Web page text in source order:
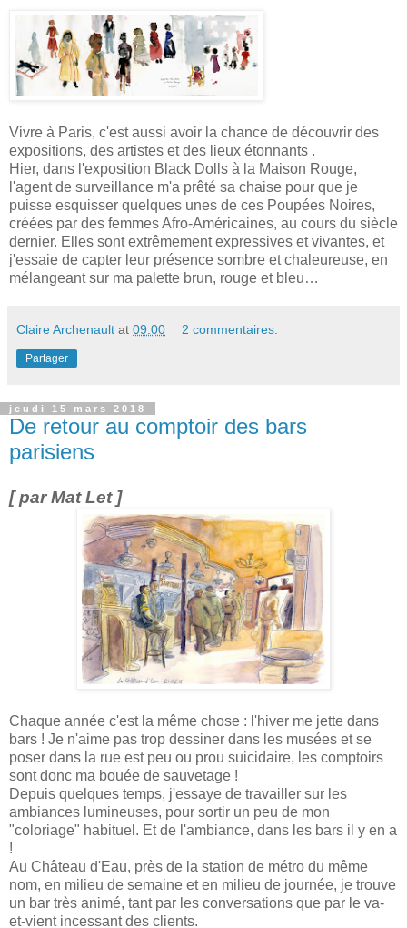
Vivre à Paris, c'est aussi avoir la chance de découvrir des
expositions, des artistes et des lieux étonnants .
Hier, dans l'exposition Black Dolls à la Maison Rouge,
l'agent de surveillance m'a prêté sa chaise pour que je
puisse esquisser quelques unes de ces Poupées Noires,
créées par des femmes Afro-Américaines, au cours du siècle
dernier. Elles sont extrêmement expressives et vivantes, et
j'essaie de capter leur présence sombre et chaleureuse, en
mélangeant sur ma palette brun, rouge et bleu…
Claire Archenault at 09:00 2 commentaires:
Partager
jeudi 15 mars 2018
De retour au comptoir des bars
parisiens
[ par Mat Let ]
Chaque année c'est la même chose : l'hiver me jette dans
bars ! Je n'aime pas trop dessiner dans les musées et se
poser dans la rue est peu ou prou suicidaire, les comptoirs
sont donc ma bouée de sauvetage !
Depuis quelques temps, j'essaye de travailler sur les
ambiances lumineuses, pour sortir un peu de mon
"coloriage" habituel. Et de l'ambiance, dans les bars il y en a
!
Au Château d'Eau, près de la station de métro du même
nom, en milieu de semaine et en milieu de journée, je trouve
un bar très animé, tant par les conversations que par le va-
et-vient incessant des clients.